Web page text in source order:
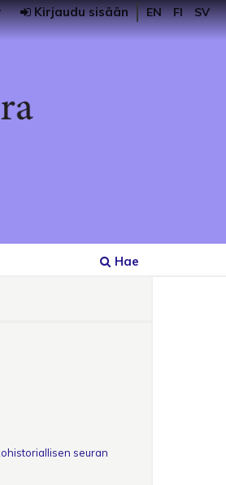
Hae
Kirjaudu sisään EN FI SV
seuran